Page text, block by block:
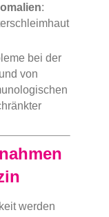
:
bei der
von
werden